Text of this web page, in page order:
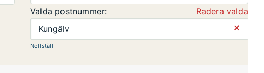
Valda postnummer:
Radera valda
Kungälv
⨯
Nollställ